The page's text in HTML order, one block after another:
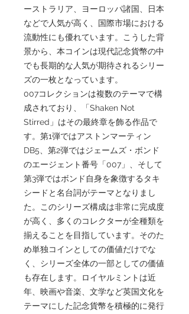
ーストラリア、ヨーロッパ諸国、日本
などで人気が高く、国際市場における
流動性にも優れています。こうした背
景から、本コインは現代記念貨幣の中
でも長期的な人気が期待されるシリー
ズの一枚となっています。
007コレクションは複数のテーマで構
成されており、「Shaken Not
Stirred」はその最終章を飾る作品で
す。第1弾ではアストンマーティン
DB5、第2弾ではジェームズ・ボンド
のエージェント番号「007」、そして
第3弾ではボンド自身を象徴するタキ
シードと名台詞がテーマとなりまし
た。このシリーズ構成は非常に完成度
が高く、多くのコレクターが全種類を
揃えることを目指しています。そのた
め単独コインとしての価値だけでな
く、シリーズ全体の一部としての価値
も存在します。ロイヤルミントは近
年、映画や音楽、文学など英国文化を
テーマにした記念貨幣を積極的に発行